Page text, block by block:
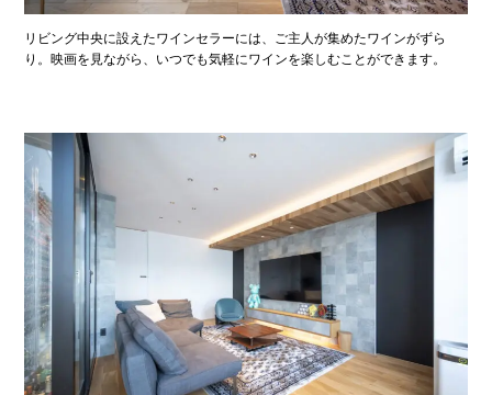
リビング中央に設えたワインセラーには、ご主人が集めたワインがずら
り。映画を見ながら、いつでも気軽にワインを楽しむことができます。